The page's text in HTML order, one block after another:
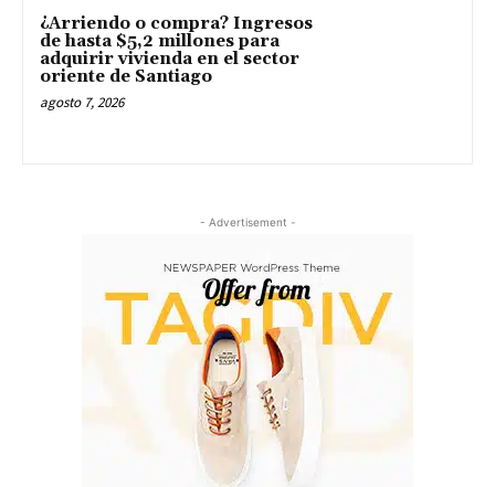
¿Arriendo o compra? Ingresos
de hasta $5,2 millones para
adquirir vivienda en el sector
oriente de Santiago
agosto 7, 2026
- Advertisement -